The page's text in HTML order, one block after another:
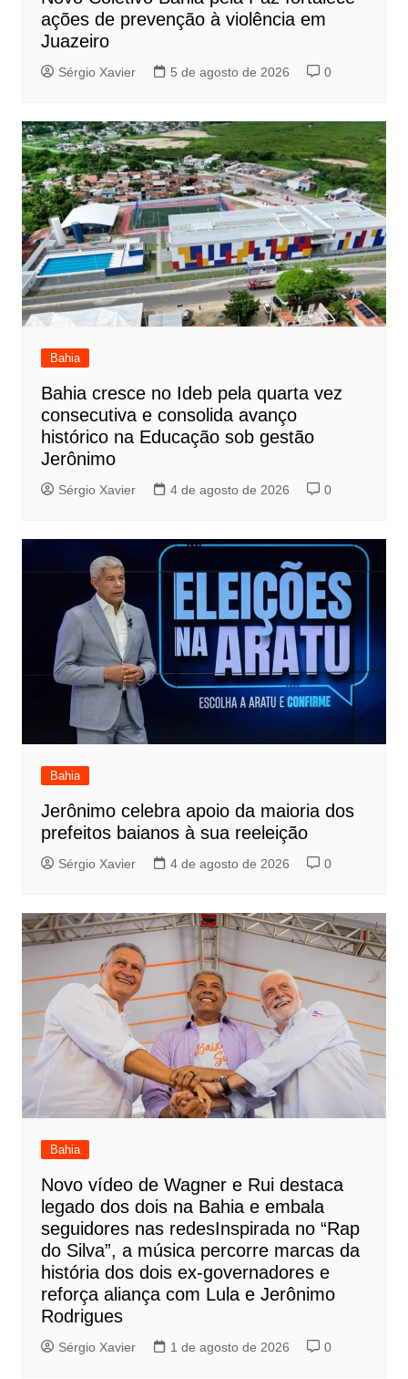
ações de prevenção à violência em
Juazeiro
Sérgio Xavier 5 de agosto de 2026 0
Bahia
Bahia cresce no Ideb pela quarta vez
consecutiva e consolida avanço
histórico na Educação sob gestão
Jerônimo
Sérgio Xavier 4 de agosto de 2026 0
Bahia
Jerônimo celebra apoio da maioria dos
prefeitos baianos à sua reeleição
Sérgio Xavier 4 de agosto de 2026 0
Bahia
Novo vídeo de Wagner e Rui destaca
legado dos dois na Bahia e embala
seguidores nas redesInspirada no “Rap
do Silva”, a música percorre marcas da
história dos dois ex-governadores e
reforça aliança com Lula e Jerônimo
Rodrigues
Sérgio Xavier 1 de agosto de 2026 0